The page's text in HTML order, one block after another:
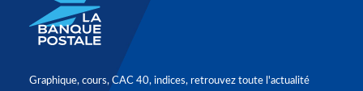
Graphique, cours, CAC 40, indices, retrouvez toute l'actualité